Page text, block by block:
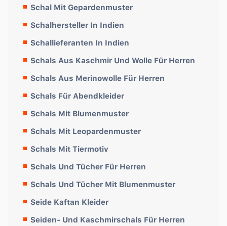
Schal Mit Gepardenmuster
Schalhersteller In Indien
Schallieferanten In Indien
Schals Aus Kaschmir Und Wolle Für Herren
Schals Aus Merinowolle Für Herren
Schals Für Abendkleider
Schals Mit Blumenmuster
Schals Mit Leopardenmuster
Schals Mit Tiermotiv
Schals Und Tücher Für Herren
Schals Und Tücher Mit Blumenmuster
Seide Kaftan Kleider
Seiden- Und Kaschmirschals Für Herren